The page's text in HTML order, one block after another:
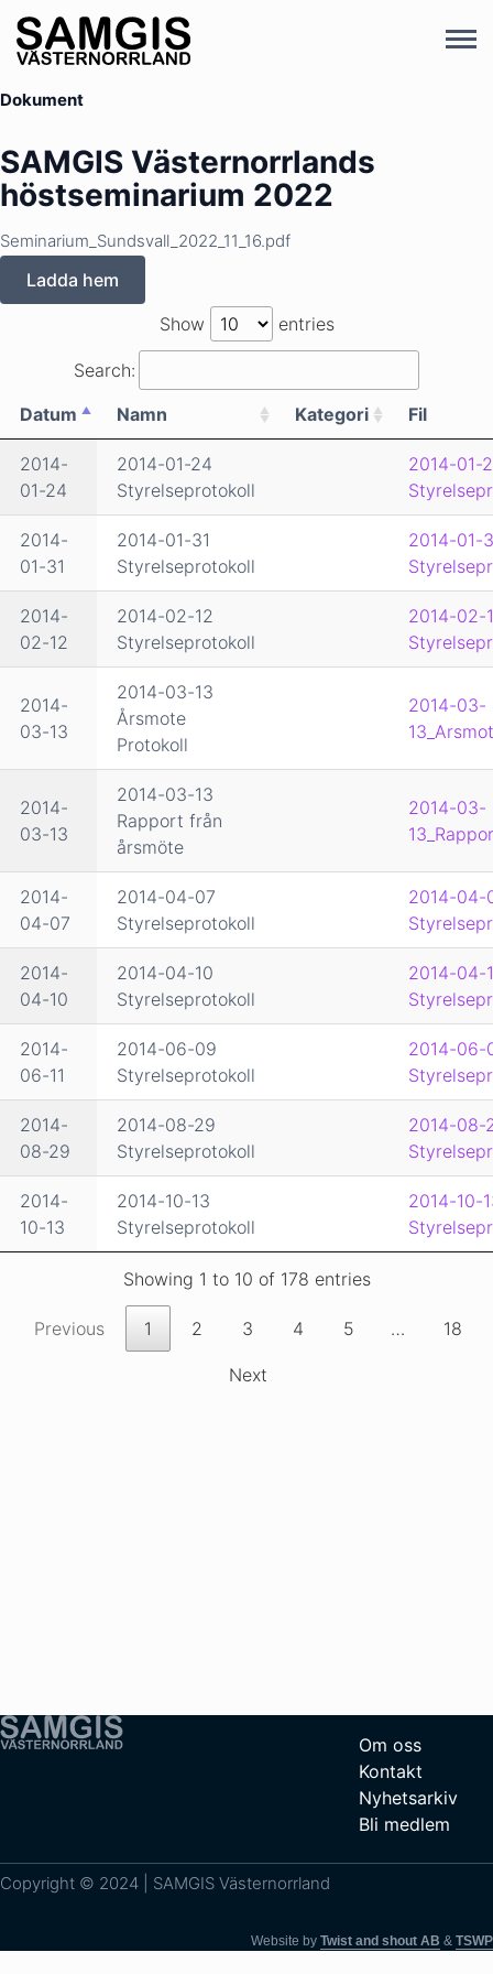
Dokument
SAMGIS Västernorrlands
höstseminarium 2022
Seminarium_Sundsvall_2022_11_16.pdf
Ladda hem
Show
entries
Search:
Datum
Namn Kategori Fil
2014-
01-24
2014-01-24
Styrelseprotokoll
2014-01-
2014-
01-31
2014-01-31
Styrelseprotokoll
2014-01-
2014-
02-12
2014-02-12
Styrelseprotokoll
2014-02-
2014-
03-13
2014-03-13
Årsmote
Protokoll
2014-03-
2014-
03-13
2014-03-13
Rapport från
årsmöte
2014-03-
2014-
04-07
2014-04-07
Styrelseprotokoll
2014-04-
2014-
04-10
2014-04-10
Styrelseprotokoll
2014-04-
2014-
06-11
2014-06-09
Styrelseprotokoll
2014-06-
2014-
08-29
2014-08-29
Styrelseprotokoll
2014-08-
2014-
10-13
2014-10-13
Styrelseprotokoll
2014-10-
Showing 1 to 10 of 178 entries
Previous 1 2 3 4 5 … 18
Next
Om oss
Kontakt
Nyhetsarkiv
Bli medlem
Copyright © 2024 | SAMGIS Västernorrland
Website by Twist and shout AB & TSWP